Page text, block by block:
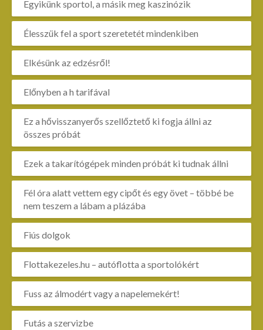
Egyikünk sportol, a másik meg kaszinózik
Élesszük fel a sport szeretetét mindenkiben
Elkésünk az edzésről!
Előnyben a h tarifával
Ez a hővisszanyerős szellőztető ki fogja állni az
összes próbát
Ezek a takarítógépek minden próbát ki tudnak állni
Fél óra alatt vettem egy cipőt és egy övet – többé be
nem teszem a lábam a plázába
Fiús dolgok
Flottakezeles.hu – autóflotta a sportolókért
Fuss az álmodért vagy a napelemekért!
Futás a szervizbe